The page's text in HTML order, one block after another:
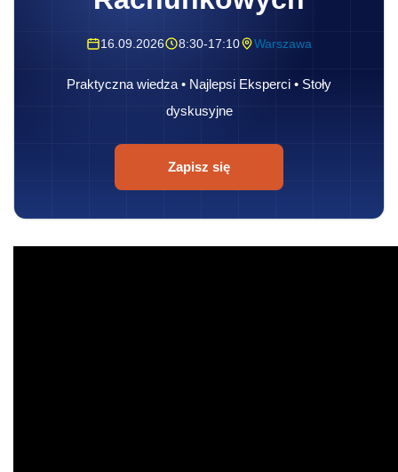
16.09.2026 8:30-17:10 Warszawa
Praktyczna wiedza • Najlepsi Eksperci • Stoły
dyskusyjne
Zapisz się